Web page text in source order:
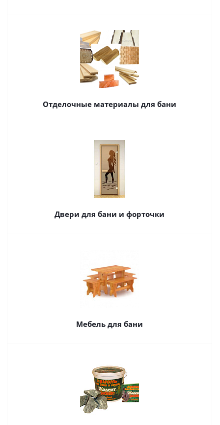
Отделочные материалы для бани
Двери для бани и форточки
Мебель для бани